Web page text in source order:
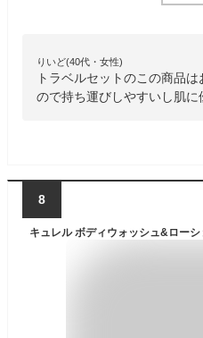
りいど(40代・女性)
トラベルセットのこの商品
ので持ち運びしやすいし肌に
8